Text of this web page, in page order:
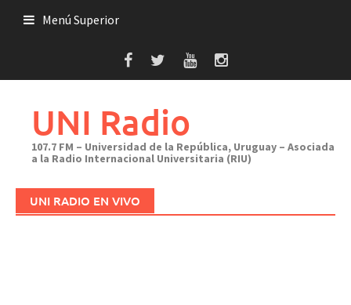
Menú Superior
UNI Radio
107.7 FM – Universidad de la República, Uruguay – Asociada
a la Radio Internacional Universitaria (RIU)
UNI RADIO EN VIVO